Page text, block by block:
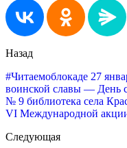
Назад
#Читаемоблокаде 27
воинской славы — День
№ 9 библиотека села
VI Международной
Следующая